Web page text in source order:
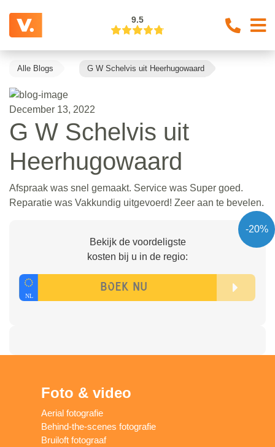
9.5
Alle Blogs G W Schelvis uit Heerhugowaard
December 13, 2022
G W Schelvis uit
Heerhugowaard
Afspraak was snel gemaakt. Service was Super goed.
Reparatie was Vakkundig uitgevoerd! Zeer aan te bevelen.
-20%
Bekijk de voordeligste
kosten bij u in de regio:
Foto & video
Aerial fotografie
Behind-the-scenes fotografie
Bruiloft fotograaf